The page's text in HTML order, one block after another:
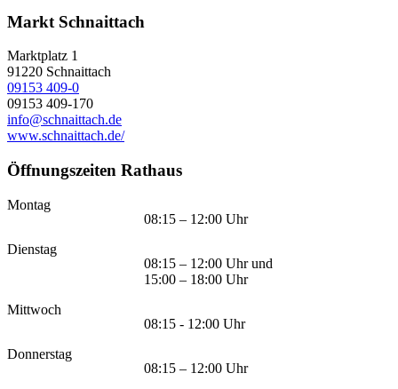
Markt Schnaittach
Marktplatz 1
91220 Schnaittach
09153 409-0
09153 409-170
info@schnaittach.de
www.schnaittach.de/
Öffnungszeiten Rathaus
Montag
08:15 – 12:00 Uhr
Dienstag
08:15 – 12:00 Uhr und
15:00 – 18:00 Uhr
Mittwoch
08:15 - 12:00 Uhr
Donnerstag
08:15 – 12:00 Uhr